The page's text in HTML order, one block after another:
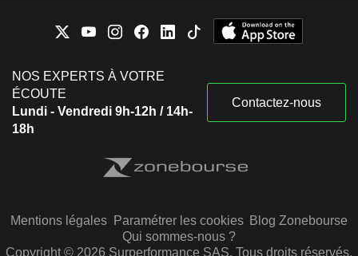
NOS EXPERTS À VOTRE
ÉCOUTE
Lundi - Vendredi 9h-12h / 14h-
18h
Contactez-nous
Mentions légales Paramétrer les cookies Blog Zonebourse
Qui sommes-nous ?
Copyright © 2026 Surperformance SAS. Tous droits réservés.